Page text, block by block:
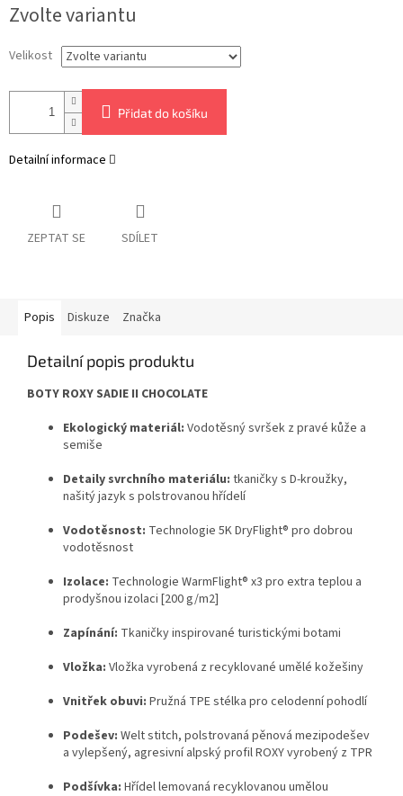
cena:
Zvolte variantu
Velikost
Přidat do košíku
Detailní informace
ZEPTAT SE SDÍLET
Popis Diskuze Značka
Detailní popis produktu
BOTY ROXY SADIE II CHOCOLATE
Ekologický materiál: Vodotěsný svršek z pravé kůže a
semiše
Detaily svrchního materiálu: tkaničky s D-kroužky,
našitý jazyk s polstrovanou hřídelí
Vodotěsnost: Technologie 5K DryFlight® pro dobrou
vodotěsnost
Izolace: Technologie WarmFlight® x3 pro extra teplou a
prodyšnou izolaci [200 g/m2]
Zapínání: Tkaničky inspirované turistickými botami
Vložka: Vložka vyrobená z recyklované umělé kožešiny
Vnitřek obuvi: Pružná TPE stélka pro celodenní pohodlí
Podešev: Welt stitch, polstrovaná pěnová mezipodešev
a vylepšený, agresivní alpský profil ROXY vyrobený z TPR
Podšívka: Hřídel lemovaná recyklovanou umělou